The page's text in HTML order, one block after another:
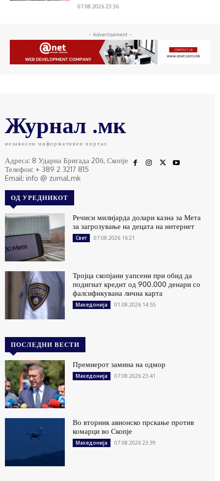
07.08.2026 23:36
- Advertisement -
Журнал .мк
независен информативен портал
Адреса: 8 Ударна Бригада 20б, Скопје
Телефон: + 389 2 3217 815
Email: info @ zurnal.mk
ОД УРЕДНИКОТ
Речиси милијарда долари казна за Мета
за загрозување на децата на интернет
Свет 07.08.2026 16:21
Тројца скопјани уапсени при обид да
подигнат кредит од 900.000 денари со
фалсификувана лична карта
Македонија 01.08.2026 14:55
ПОСЛЕДНИ ВЕСТИ
Премиерот замина на одмор
Македонија 07.08.2026 23:41
Во вторник авионско прскање против
комарци во Скопје
Македонија 07.08.2026 23:39